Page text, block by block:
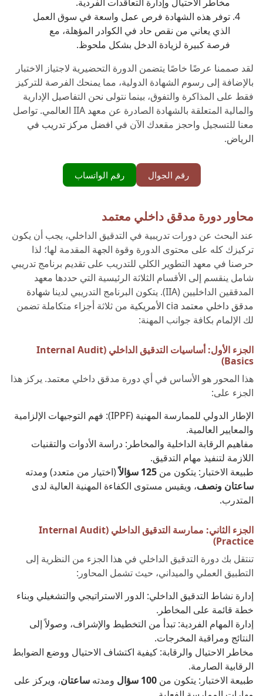
توفر هذه الشهادة فرص عمل واسعة في سوق العمل
الذي يعاني من نقص حاد في الكوادر المؤهلة، مع
فرصة كبيرة لزيادة الدخل بشكل ملحوظ.
لقد صممنا عرضًا خاصًا يتضمن الدورة التحضيرية لاجتياز الاختبار
بالإضافة إلى رسوم الشهادة الدولية، مما يمنحك الفرصة للتركيز
فقط على المذاكرة والتفوق، بينما نتولى نحن التفاصيل الإدارية
والمالية المتعلقة بالشهادة الصادرة عن معهد IIA العالمي. تواصل
معنا للتسجيل واحجز مقعدك الآن في افضل مركز تدريب في
الرياض.
رقم الجوال رقم الواتساب
محاور دورة مدقق داخلي معتمد
عند البحث عن دورات تدريبية في التدقيق الداخلي، يجب أن يكون
تركيزك كله على محتوى الدورة وقوة الجهة المقدمة لها؛ لذا
حرصنا في معهد التطوير الكلي للتدريب على تقديم برنامج تدريبي
شامل ينقسم إلى الأقسام الثلاثة الرئيسية التي حددها معهد
المدققين الداخليين (IIA). يتكون البرنامج التدريبي لدينا
شهادة
مدقق داخلي معتمد cia الأمريكية
من ثلاثة أجزاء متكاملة تضمن
لك الإلمام بكافة جوانب المهنة:
الجزء الأول: أساسيات التدقيق الداخلي (Internal Audit
Basics)
هذا المحور هو الأساس في أي دورة مدقق داخلي معتمد. يركز هذا
الجزء على:
الإطار الدولي للممارسة المهنية (IPPF): فهم التوجيهات الإلزامية
والمعايير العالمية.
مفاهيم الرقابة الداخلية والمخاطر: دراسة الأدوات والتقنيات
اللازمة لتنفيذ مهام التدقيق.
طبيعة الاختبار: يتكون من
(اختيار من متعدد) ومدته
ساعتان ونصف، ويقيس مستوى الكفاءة المهنية العالية لدى
المتدرب.
الجزء الثاني: ممارسة التدقيق الداخلي (Internal Audit
Practice)
تنتقل بك دورة التدقيق الداخلي في هذا الجزء من النظرية إلى
التطبيق العملي والميداني، حيث تشمل المحاور:
إدارة نشاط التدقيق الداخلي: الدور الاستراتيجي والتشغيلي وبناء
خطة قائمة على المخاطر.
إدارة المهام الفردية: تبدأ من التخطيط والإشراف، وصولاً إلى
النتائج ومراقبة المخرجات.
مخاطر الاحتيال والرقابة: كيفية اكتشاف الاحتيال ووضع الضوابط
الرقابية الصارمة.
طبيعة الاختبار: يتكون من
ومدته ساعتان، ويركز على